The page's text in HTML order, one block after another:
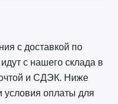
с доставкой по
с нашего склада в
и СДЭК. Ниже
условия оплаты для